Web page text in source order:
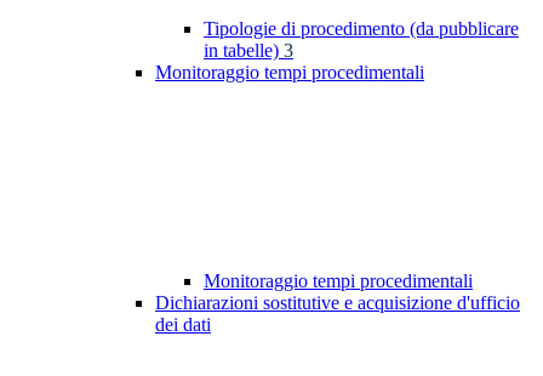
Tipologie di procedimento (da pubblicare
in tabelle) 3
Monitoraggio tempi procedimentali
Monitoraggio tempi procedimentali
Dichiarazioni sostitutive e acquisizione d'ufficio
dei dati